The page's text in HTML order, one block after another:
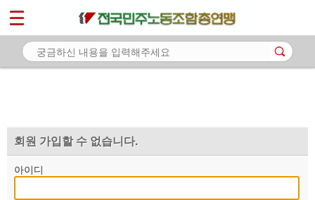
회원 가입할 수 없습니다.
아이디
마이페이지
소개
자료
부설기관